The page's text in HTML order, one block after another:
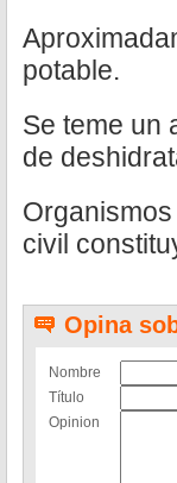
potable.
Se teme un
de
civil
Opina
Nombre
Título
Opinion